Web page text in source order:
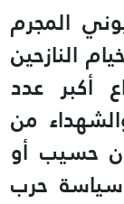
المجرم
النازحين
أكبر عدد
من
حسيب أو
سياسة حرب